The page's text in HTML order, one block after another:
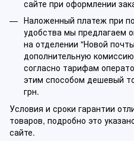
сайте при оформлении
Наложенный платеж при
удобства мы предлагаем
на отделении "Новой
дополнительную
согласно тарифам
этим способом дешевый
грн.
Условия и сроки гарантии
товаров, подробно это
сайте.